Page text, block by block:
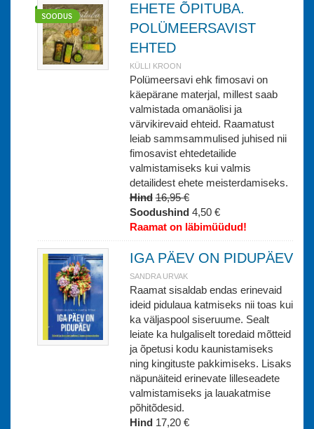
EHETE ÕPITUBA.
POLÜMEERSAVIST
EHTED
KÜLLI KROON
Polümeersavi ehk fimosavi on
käepärane materjal, millest saab
valmistada omanäolisi ja
värvikirevaid ehteid. Raamatust
leiab sammsammulised juhised nii
fimosavist ehtedetailide
valmistamiseks kui valmis
detailidest ehete meisterdamiseks.
Hind 16,95 €
Soodushind 4,50 €
Raamat on läbimüüdud!
IGA PÄEV ON PIDUPÄEV
SANDRA URVAK
Raamat sisaldab endas erinevaid
ideid pidulaua katmiseks nii toas kui
ka väljaspool siseruume. Sealt
leiate ka hulgaliselt toredaid mõtteid
ja õpetusi kodu kaunistamiseks
ning kingituste pakkimiseks. Lisaks
näpunäiteid erinevate lilleseadete
valmistamiseks ja lauakatmise
põhitõdesid.
Hind 17,20 €